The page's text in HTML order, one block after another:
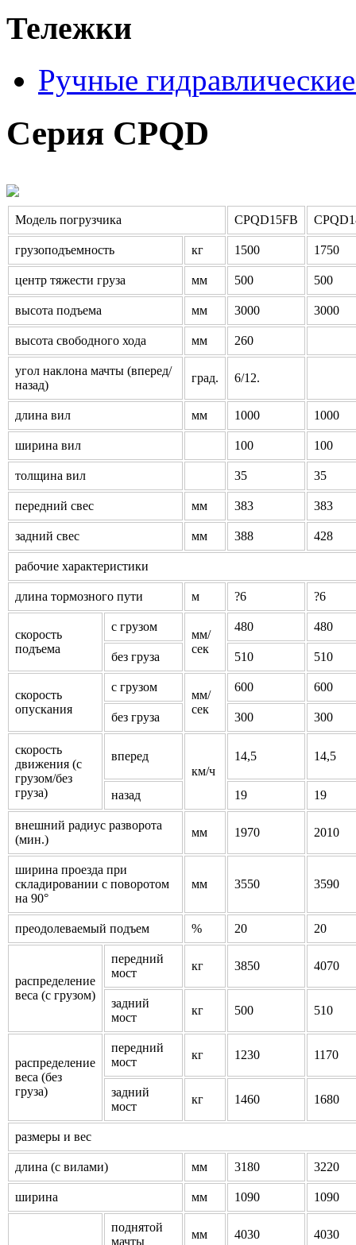
Тележки
Ручные
Серия CPQD
Модель погрузчика CPQD15FB
грузоподъемность кг 1500 1750
центр тяжести груза мм 500 500
высота подъема мм 3000 3000
высота свободного хода мм 260
угол наклона мачты (вперед/
назад)
град. 6/12.
длина вил мм 1000 1000
ширина вил 100 100
толщина вил 35 35
передний свес мм 383 383
задний свес мм 388 428
рабочие характеристики
длина тормозного пути м ?6 ?6
скорость
подъема
с грузом
мм/
сек
480 480
без груза 510 510
скорость
опускания
с грузом
мм/
сек
600 600
без груза 300 300
скорость
движения (с
грузом/без
груза)
вперед
км/ч
14,5 14,5
назад 19 19
внешний радиус разворота
(мин.)
мм 1970 2010
ширина проезда при
складировании с поворотом
на 90°
мм 3550 3590
преодолеваемый подъем % 20 20
распределение
веса (с грузом)
передний
мост
кг 3850 4070
задний
мост
кг 500 510
распределение
веса (без
груза)
передний
мост
кг 1230 1170
задний
мост
кг 1460 1680
размеры и вес
длина (с вилами) мм 3180 3220
ширина мм 1090 1090
поднятой
мачты
мм 4030 4030